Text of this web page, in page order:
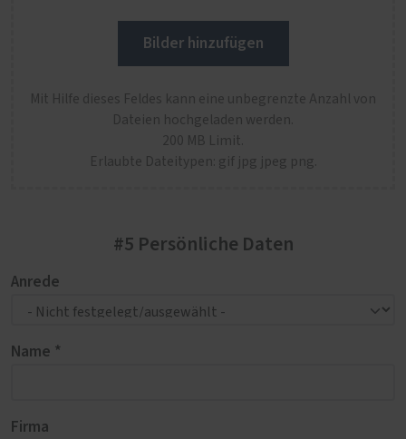
Bilder hinzufügen
Mit Hilfe dieses Feldes kann eine unbegrenzte Anzahl von
Dateien hochgeladen werden.
200 MB Limit.
Erlaubte Dateitypen: gif jpg jpeg png.
#5 Persönliche Daten
Anrede
Name *
Firma